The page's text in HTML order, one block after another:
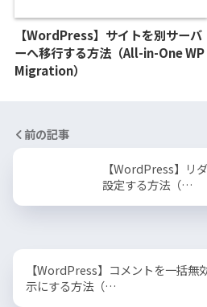
【WordPress】サイトを別サーバ
ーへ移行する方法（All-in-One WP
Migration）
前の記事
【WordPress】リ
設定する方法（…
【WordPress】コメントを一括無
示にする方法（…